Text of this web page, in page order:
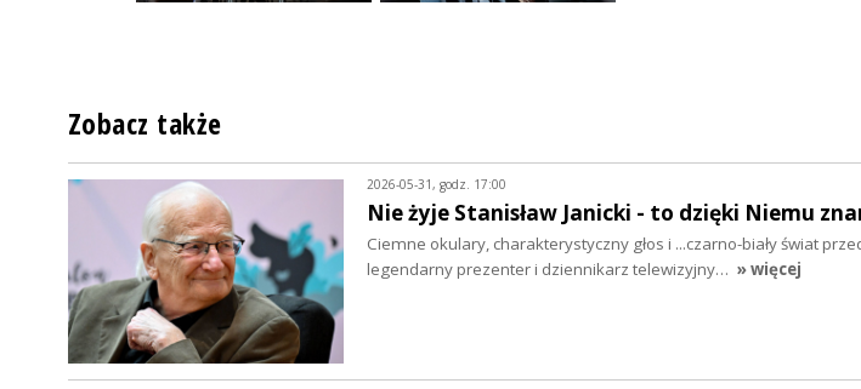
Zobacz także
2026-05-31, godz. 17:00
Nie żyje Stanisław Janicki - to dzięki Niemu
Ciemne okulary, charakterystyczny głos i ...czarno-biały świat
legendarny prezenter i dziennikarz telewizyjny… » więcej